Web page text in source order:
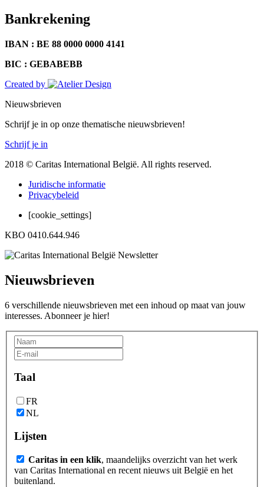
Bankrekening
IBAN : BE 88 0000 0000 4141
BIC : GEBABEBB
Created by
Nieuwsbrieven
Schrijf je in op onze thematische nieuwsbrieven!
Schrijf je in
2018 © Caritas International België. All rights reserved.
Juridische informatie
Privacybeleid
[cookie_settings]
KBO 0410.644.946
Nieuwsbrieven
6 verschillende nieuwsbrieven met een inhoud op maat van jouw
interesses. Abonneer je hier!
Taal
FR
NL
Lijsten
Caritas in een klik, maandelijks overzicht van het werk
van Caritas International en recent nieuws uit België en het
buitenland.